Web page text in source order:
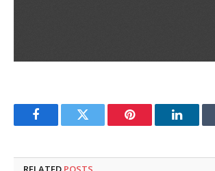
FacebookTwitter Pinterest